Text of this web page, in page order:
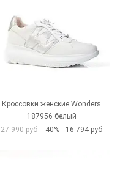
Кроссовки женские Wonders
187956 белый
27 990 руб
-40% 16 794 руб